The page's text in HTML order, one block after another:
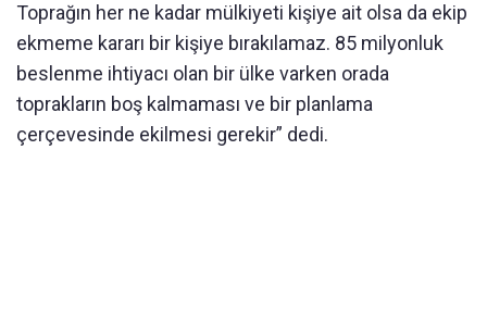
Toprağın her ne kadar mülkiyeti kişiye ait olsa da ekip
ekmeme kararı bir kişiye bırakılamaz. 85 milyonluk
beslenme ihtiyacı olan bir ülke varken orada
toprakların boş kalmaması ve bir planlama
çerçevesinde ekilmesi gerekir” dedi.